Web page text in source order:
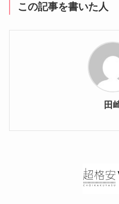
この記事を書いた人
田